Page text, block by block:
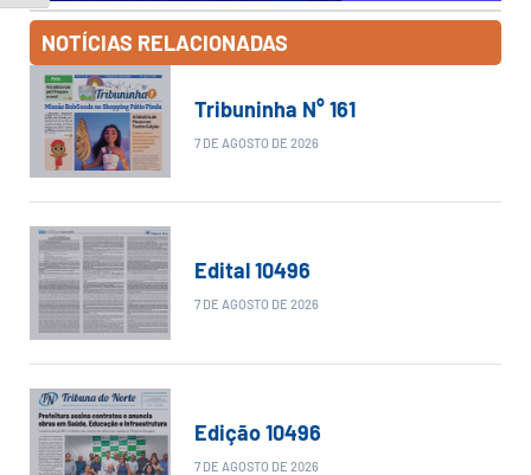
NOTÍCIAS RELACIONADAS
Tribuninha N° 161
7 DE AGOSTO DE 2026
Edital 10496
7 DE AGOSTO DE 2026
Edição 10496
7 DE AGOSTO DE 2026